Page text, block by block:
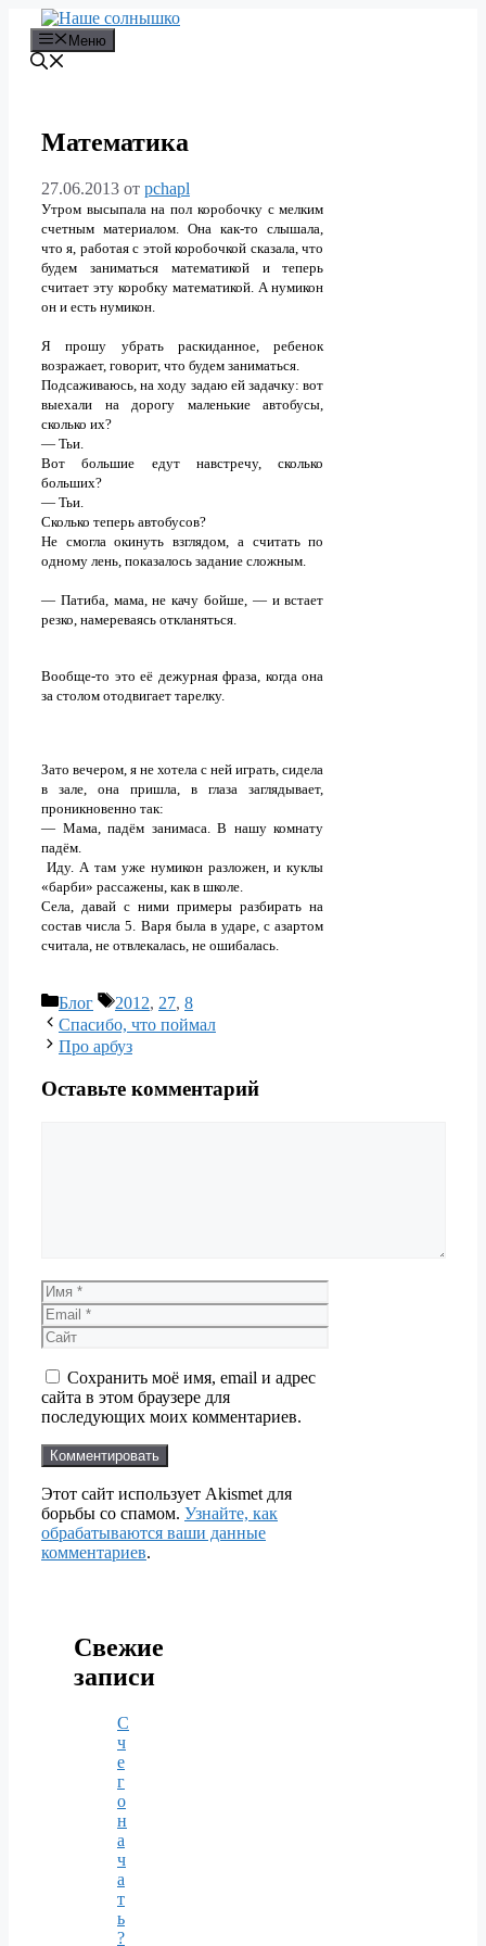
Перейти
содержимому
Меню
Математика
27.06.2013 от pchapl
Утром высыпала на пол коробочку с мелким
счетным материалом. Она как-то слышала,
что я, работая с этой коробочкой сказала, что
будем заниматься математикой и теперь
считает эту коробку математикой. А нумикон
он и есть нумикон.
Я прошу убрать раскиданное, ребенок
возражает, говорит, что будем заниматься.
Подсаживаюсь, на ходу задаю ей задачку: вот
выехали на дорогу маленькие автобусы,
сколько их?
— Тьи.
Вот большие едут навстречу, сколько
больших?
— Тьи.
Сколько теперь автобусов?
Не смогла окинуть взглядом, а считать по
одному лень, показалось задание сложным.
— Патиба, мама, не качу бойше, — и встает
резко, намереваясь откланяться.
Вообще-то это её дежурная фраза, когда она
за столом отодвигает тарелку.
Зато вечером, я не хотела с ней играть, сидела
в зале, она пришла, в глаза заглядывает,
проникновенно так:
— Мама, падём занимаса. В нашу комнату
падём.
Иду. А там уже нумикон разложен, и куклы
«барби» рассажены, как в школе.
Села, давай с ними примеры разбирать на
состав числа 5. Варя была в ударе, с азартом
считала, не отвлекалась, не ошибалась.
Рубрики
Блог Метки
2012, 27, 8
Спасибо, что поймал
Про арбуз
Оставьте комментарий
Имя
Email
Сайт
Сохранить моё имя, email и адрес
сайта в этом браузере для
последующих моих комментариев.
Этот сайт использует Akismet для
борьбы со спамом. Узнайте, как
обрабатываются ваши данные
комментариев.
Свежие
записи
С
ч
е
г
о
н
а
ч
а
т
ь
?